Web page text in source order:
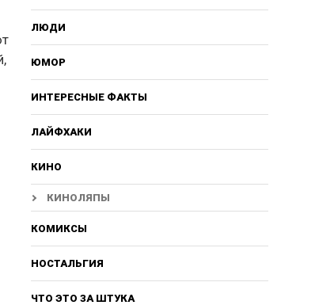
ЛЮДИ
ЮМОР
ИНТЕРЕСНЫЕ ФАКТЫ
ЛАЙФХАКИ
КИНО
КИНОЛЯПЫ
КОМИКСЫ
НОСТАЛЬГИЯ
ЧТО ЭТО ЗА ШТУКА